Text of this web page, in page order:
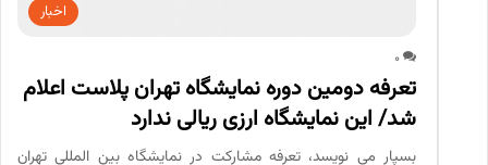
اخبار
0
تعرفه دومین دوره نمایشگاه تهران پلاست اعلام
شد/ این نمایشگاه ارزی ریالی ندارد
بسپار می نویسد، تعرفه مشارکت در نمایشگاه بین المللی تهران